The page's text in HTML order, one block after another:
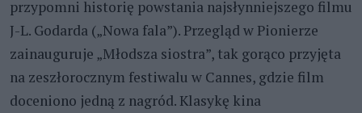
przypomni historię powstania najsłynniejszego filmu
J-L. Godarda („Nowa fala”). Przegląd w Pionierze
zainauguruje „Młodsza siostra”, tak gorąco przyjęta
na zeszłorocznym festiwalu w Cannes, gdzie film
doceniono jedną z nagród. Klasykę kina